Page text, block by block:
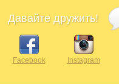
Давайте дружить!
Facebook Instagram